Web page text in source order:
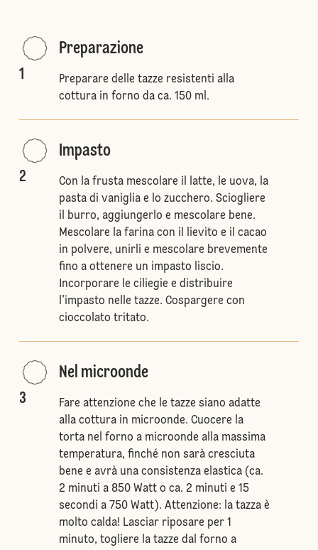
1
Preparazione
Preparare delle tazze resistenti alla
cottura in forno da ca. 150 ml.
2
Impasto
Con la frusta mescolare il latte, le uova, la
pasta di vaniglia e lo zucchero. Sciogliere
il burro, aggiungerlo e mescolare bene.
Mescolare la farina con il lievito e il cacao
in polvere, unirli e mescolare brevemente
fino a ottenere un impasto liscio.
Incorporare le ciliegie e distribuire
l’impasto nelle tazze. Cospargere con
cioccolato tritato.
3
Nel microonde
Fare attenzione che le tazze siano adatte
alla cottura in microonde. Cuocere la
torta nel forno a microonde alla massima
temperatura, finché non sarà cresciuta
bene e avrà una consistenza elastica (ca.
2 minuti a 850 Watt o ca. 2 minuti e 15
secondi a 750 Watt). Attenzione: la tazza è
molto calda! Lasciar riposare per 1
minuto, togliere la tazze dal forno a